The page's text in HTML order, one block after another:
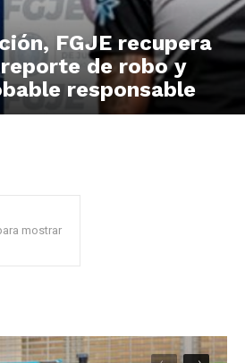
FGJE recupera
de robo y
responsable
mostrar